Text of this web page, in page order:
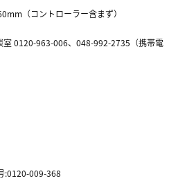
（コントローラー含まず）
室 0120-963-006、048-992-2735（携帯電
:0120-009-368